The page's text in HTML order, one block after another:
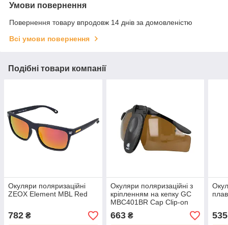
Умови повернення
Повернення товару впродовж 14 днів за домовленістю
Всі умови повернення
Подібні товари компанії
Окуляри поляризаційні
ZEOX Element MBL Red
782 ₴
Окуляри поляризаційні з
кріпленням на кепку GC
MBC401BR Cap Clip-on
663₴ 535